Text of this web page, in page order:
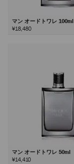
マン オードトワレ 100ml
¥18,480
マン オードトワレ 50ml
¥14,410